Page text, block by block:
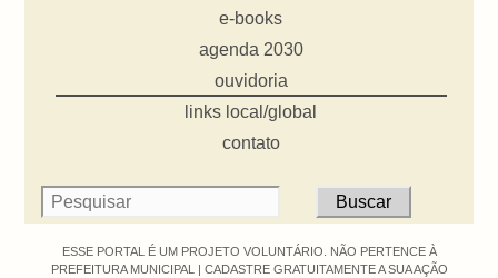
e-books
agenda 2030
ouvidoria
links local/global
contato
ESSE PORTAL É UM PROJETO VOLUNTÁRIO. NÃO PERTENCE À
PREFEITURA MUNICIPAL | CADASTRE GRATUITAMENTE A SUA AÇÃO